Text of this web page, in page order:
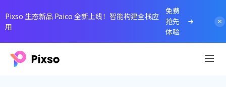
Pixso 生态新品 Paico 全新上线！智能构建全栈应
用
免费
抢先
体验